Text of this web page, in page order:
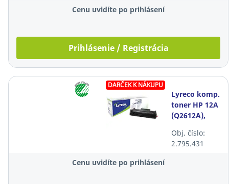
Cenu uvidíte po prihlásení
Prihlásenie / Registrácia
DARČEK K NÁKUPU
Lyreco komp.
toner HP 12A
(Q2612A),
Obj. číslo:
2.795.431
Cenu uvidíte po prihlásení